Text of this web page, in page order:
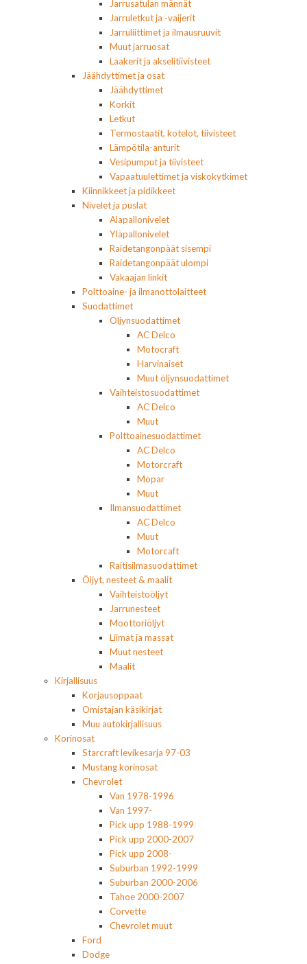
Jarrusatulan männät
Jarruletkut ja -vaijerit
Jarruliittimet ja ilmausruuvit
Muut jarruosat
Laakerit ja akselitiivisteet
Jäähdyttimet ja osat
Jäähdyttimet
Korkit
Letkut
Termostaatit, kotelot, tiivisteet
Lämpötila-anturit
Vesipumput ja tiivisteet
Vapaatuulettimet ja viskokytkimet
Kiinnikkeet ja pidikkeet
Nivelet ja puslat
Alapallonivelet
Yläpallonivelet
Raidetangonpäät sisempi
Raidetangonpäät ulompi
Vakaajan linkit
Polttoaine- ja ilmanottolaitteet
Suodattimet
Öljynsuodattimet
AC Delco
Motocraft
Harvinaiset
Muut öljynsuodattimet
Vaihteistosuodattimet
AC Delco
Muut
Polttoainesuodattimet
AC Delco
Motorcraft
Mopar
Muut
Ilmansuodattimet
AC Delco
Muut
Motorcaft
Raitisilmasuodattimet
Öljyt, nesteet & maalit
Vaihteistoöljyt
Jarrunesteet
Moottoriöljyt
Liimat ja massat
Muut nesteet
Maalit
Kirjallisuus
Korjausoppaat
Omistajan käsikirjat
Muu autokirjallisuus
Korinosat
Starcraft levikesarja 97-03
Mustang korinosat
Chevrolet
Van 1978-1996
Van 1997-
Pick upp 1988-1999
Pick upp 2000-2007
Pick upp 2008-
Suburban 1992-1999
Suburban 2000-2006
Tahoe 2000-2007
Corvette
Chevrolet muut
Ford
Dodge